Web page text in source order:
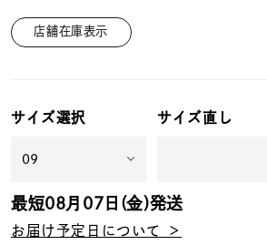
リングサイズ
リングサイズ
店舗在庫表示
サイズ選択 サイズ直し
最短08月07日(金)発送
お届け予定日について ＞